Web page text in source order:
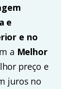
e
e no
a Melhor
preço e
juros no